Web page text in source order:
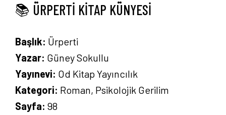
📚 ÜRPERTİ KİTAP KÜNYESİ
Başlık: Ürperti
Yazar: Güney Sokullu
Yayınevi: Od Kitap Yayıncılık
Kategori: Roman, Psikolojik Gerilim
Sayfa: 98